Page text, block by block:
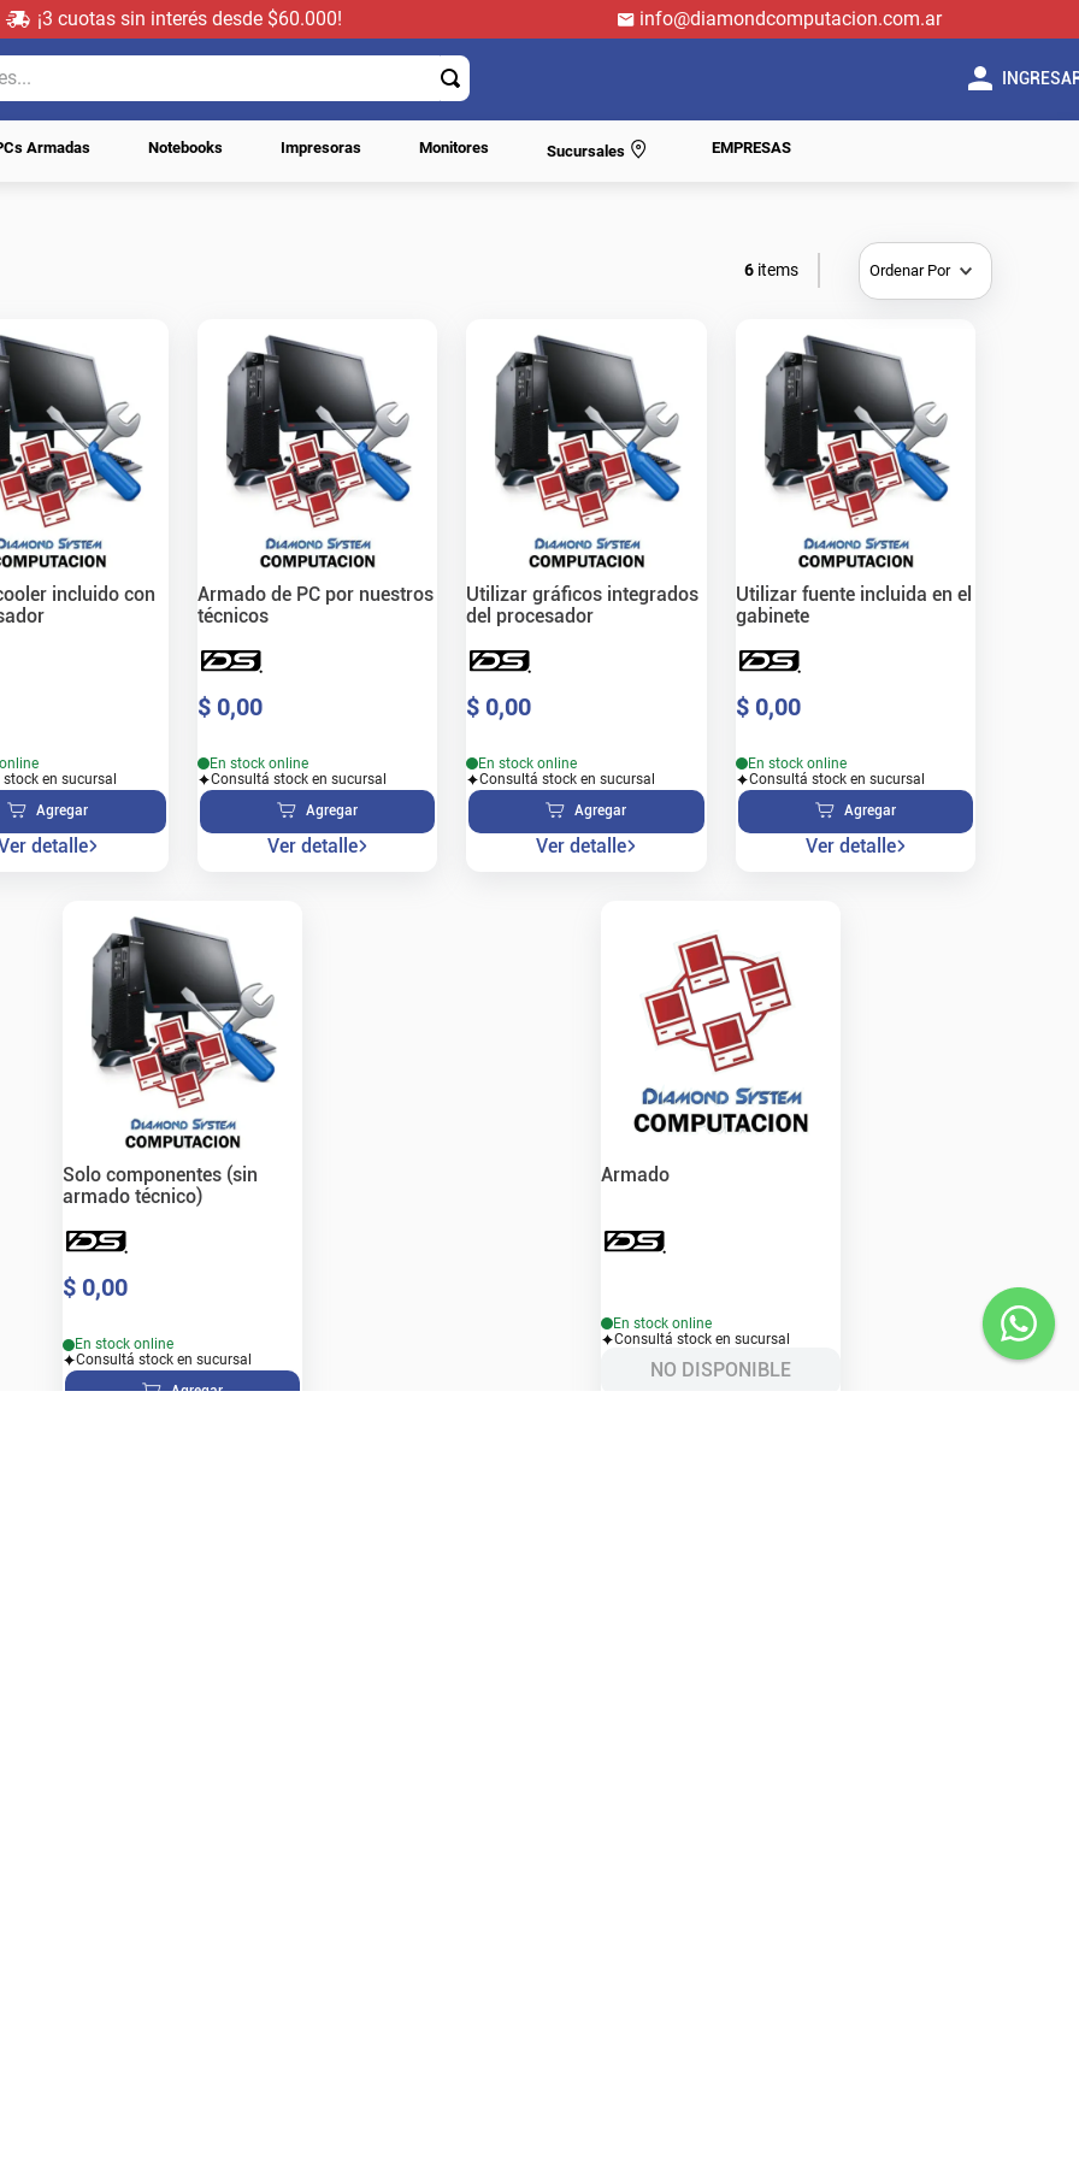
¡3 cuotas sin interés desde $60.000!
info@diamondcomputacion.com.ar
Armadas Notebooks Impresoras Monitores Sucursales EMPRESAS
6 Ordenar Por
incluido con
en sucursal
Agregar
detalle
Armado de PC por nuestros
técnicos
$ 0,00
En stock online
Consultá stock en sucursal
Agregar
Ver detalle
Utilizar gráficos integrados
del procesador
$ 0,00
En stock online
Consultá stock en sucursal
Agregar
Ver detalle
Utilizar fuente incluida en el
gabinete
$ 0,00
En stock online
Consultá stock en sucursal
Agregar
Ver detalle
Solo componentes (sin
armado técnico)
$ 0,00
En stock online
Consultá stock en sucursal
Agregar
Armado
En stock online
Consultá stock en sucursal
NO DISPONIBLE